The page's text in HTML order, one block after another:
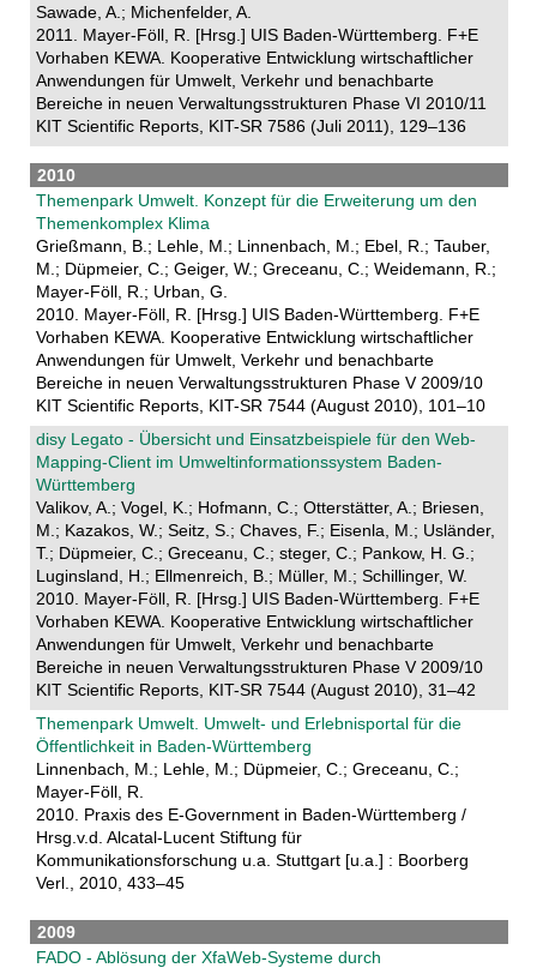
Sawade, A.; Michenfelder, A.
2011. Mayer-Föll, R. [Hrsg.] UIS Baden-Württemberg. F+E
Vorhaben KEWA. Kooperative Entwicklung wirtschaftlicher
Anwendungen für Umwelt, Verkehr und benachbarte
Bereiche in neuen Verwaltungsstrukturen Phase VI 2010/11
KIT Scientific Reports, KIT-SR 7586 (Juli 2011), 129–136
2010
Themenpark Umwelt. Konzept für die Erweiterung um den
Themenkomplex Klima
Grießmann, B.; Lehle, M.; Linnenbach, M.; Ebel, R.; Tauber,
M.; Düpmeier, C.; Geiger, W.; Greceanu, C.; Weidemann, R.;
Mayer-Föll, R.; Urban, G.
2010. Mayer-Föll, R. [Hrsg.] UIS Baden-Württemberg. F+E
Vorhaben KEWA. Kooperative Entwicklung wirtschaftlicher
Anwendungen für Umwelt, Verkehr und benachbarte
Bereiche in neuen Verwaltungsstrukturen Phase V 2009/10
KIT Scientific Reports, KIT-SR 7544 (August 2010), 101–10
disy Legato - Übersicht und Einsatzbeispiele für den Web-
Mapping-Client im Umweltinformationssystem Baden-
Württemberg
Valikov, A.; Vogel, K.; Hofmann, C.; Otterstätter, A.; Briesen,
M.; Kazakos, W.; Seitz, S.; Chaves, F.; Eisenla, M.; Usländer,
T.; Düpmeier, C.; Greceanu, C.; steger, C.; Pankow, H. G.;
Luginsland, H.; Ellmenreich, B.; Müller, M.; Schillinger, W.
2010. Mayer-Föll, R. [Hrsg.] UIS Baden-Württemberg. F+E
Vorhaben KEWA. Kooperative Entwicklung wirtschaftlicher
Anwendungen für Umwelt, Verkehr und benachbarte
Bereiche in neuen Verwaltungsstrukturen Phase V 2009/10
KIT Scientific Reports, KIT-SR 7544 (August 2010), 31–42
Themenpark Umwelt. Umwelt- und Erlebnisportal für die
Öffentlichkeit in Baden-Württemberg
Linnenbach, M.; Lehle, M.; Düpmeier, C.; Greceanu, C.;
Mayer-Föll, R.
2010. Praxis des E-Government in Baden-Württemberg /
Hrsg.v.d. Alcatal-Lucent Stiftung für
Kommunikationsforschung u.a. Stuttgart [u.a.] : Boorberg
Verl., 2010, 433–45
2009
FADO - Ablösung der XfaWeb-Systeme durch